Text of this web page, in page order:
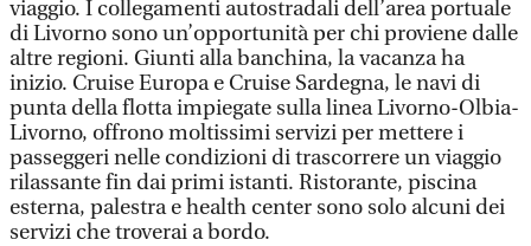
viaggio. I collegamenti autostradali dell’area portuale
di Livorno sono un’opportunità per chi proviene dalle
altre regioni. Giunti alla banchina, la vacanza ha
inizio. Cruise Europa e Cruise Sardegna, le navi di
punta della flotta impiegate sulla linea Livorno-Olbia-
Livorno, offrono moltissimi servizi per mettere i
passeggeri nelle condizioni di trascorrere un viaggio
rilassante fin dai primi istanti. Ristorante, piscina
esterna, palestra e health center sono solo alcuni dei
servizi che troverai a bordo.